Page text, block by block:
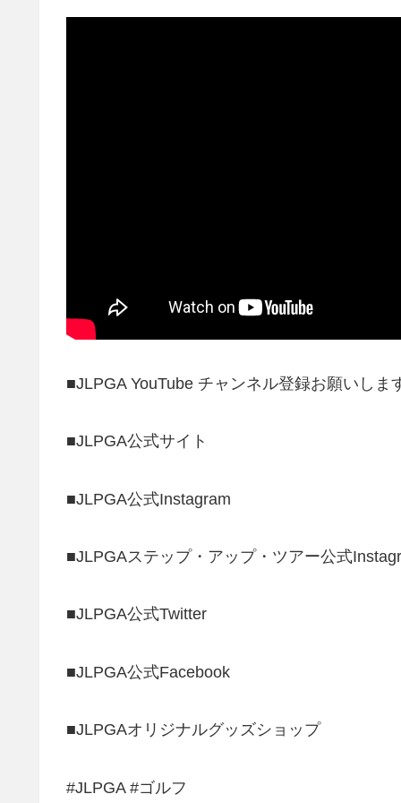
■JLPGA YouTube チャンネル登録お願いし
■JLPGA公式サイト
■JLPGA公式Instagram
■JLPGAステップ・アップ・ツアー公式
■JLPGA公式Twitter
■JLPGA公式Facebook
■JLPGAオリジナルグッズショップ
#JLPGA #ゴルフ